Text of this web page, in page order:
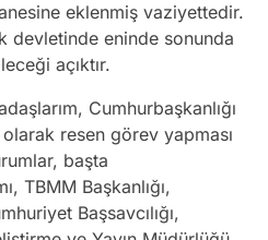
eklenmiş vaziyettedir.
devletinde eninde sonunda
açıktır.
Cumhurbaşkanlığı
resen görev yapması
başta
TBMM Başkanlığı,
Başsavcılığı,